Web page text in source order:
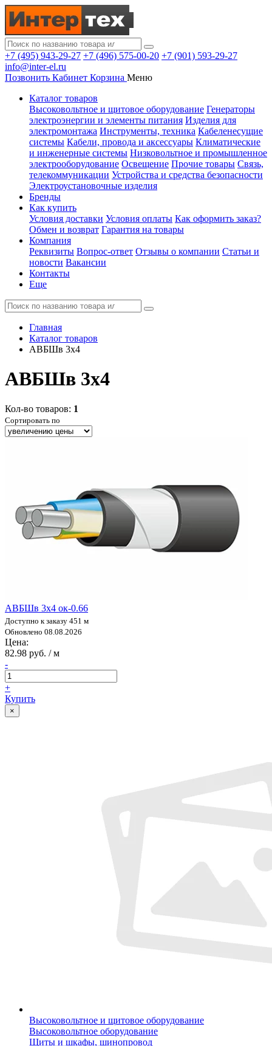
+7 (495) 943-29-27 +7 (496) 575-00-20 +7 (901) 593-29-27
info@inter-el.ru
Позвонить Кабинет Корзина Меню
Каталог товаров
Высоковольтное и щитовое оборудование Генераторы
электроэнергии и элементы питания Изделия для
электромонтажа Инструменты, техника Кабеленесущие
системы Кабели, провода и аксессуары Климатические
и инженерные системы Низковольтное и промышленное
электрооборудование Освещение Прочие товары Связь,
телекоммуникации Устройства и средства безопасности
Электроустановочные изделия
Бренды
Как купить
Условия доставки Условия оплаты Как оформить заказ?
Обмен и возврат Гарантия на товары
Компания
Реквизиты Вопрос-ответ Отзывы о компании Статьи и
новости Вакансии
Контакты
Еще
Главная
Каталог товаров
АВБШв 3x4
АВБШв 3x4
Кол-во товаров: 1
Сортировать по
АВБШв 3х4 ок-0.66
Доступно к заказу 451 м
Обновлено 08.08.2026
Цена:
82.98 руб. / м
-
+
Купить
×
Высоковольтное и щитовое оборудование
Высоковольтное оборудование
Щиты и шкафы, шинопровод